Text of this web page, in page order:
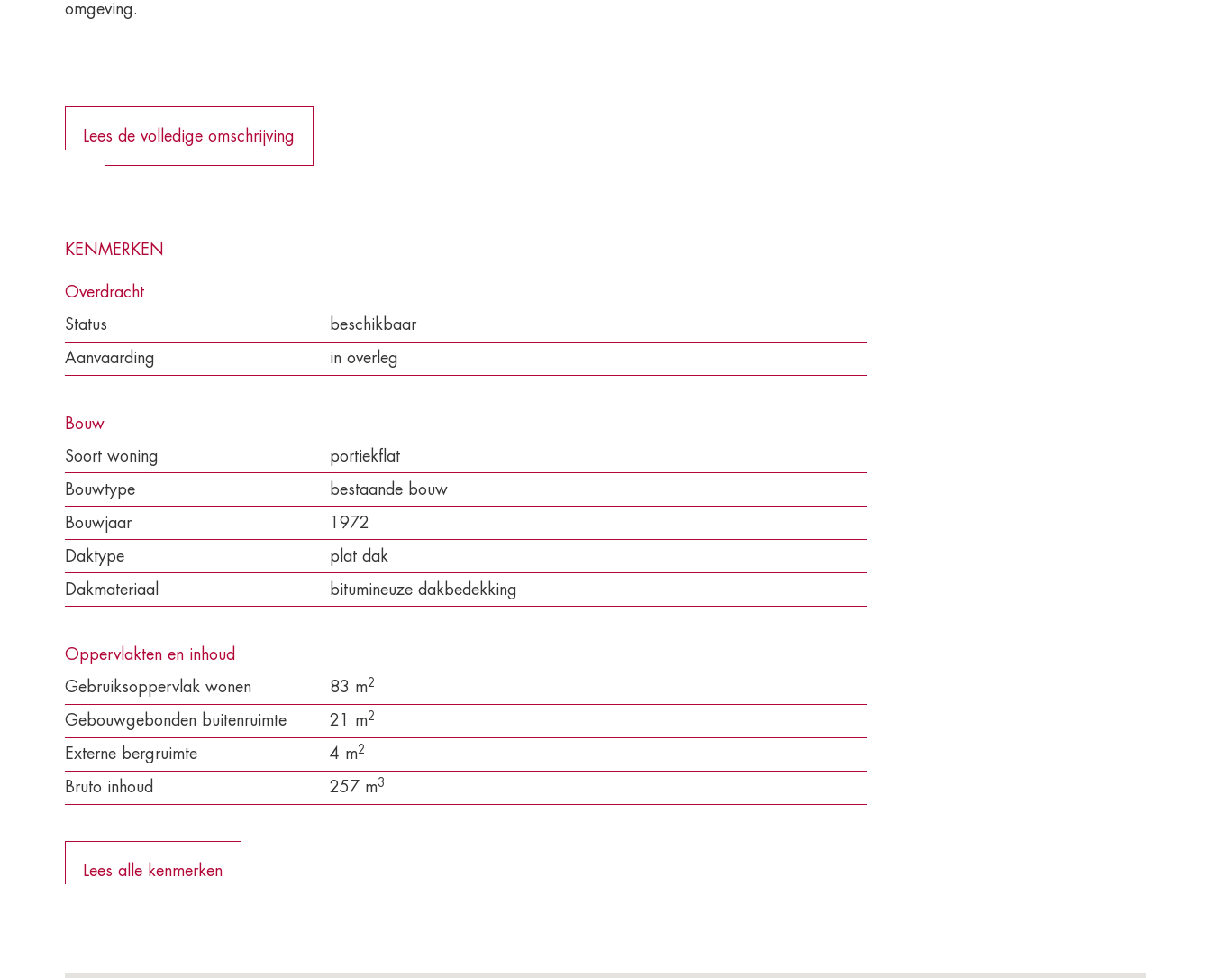
omgeving.
Lees de volledige omschrijving
KENMERKEN
Overdracht
Status
beschikbaar
Aanvaarding in overleg
Bouw
Soort woning
portiekflat
Bouwtype bestaande bouw
Bouwjaar 1972
Daktype plat dak
Dakmateriaal bitumineuze dakbedekking
Oppervlakten en inhoud
Gebruiksoppervlak wonen
83 m2
Gebouwgebonden buitenruimte 21 m2
Externe bergruimte 4 m2
Bruto inhoud 257 m3
Lees alle kenmerken